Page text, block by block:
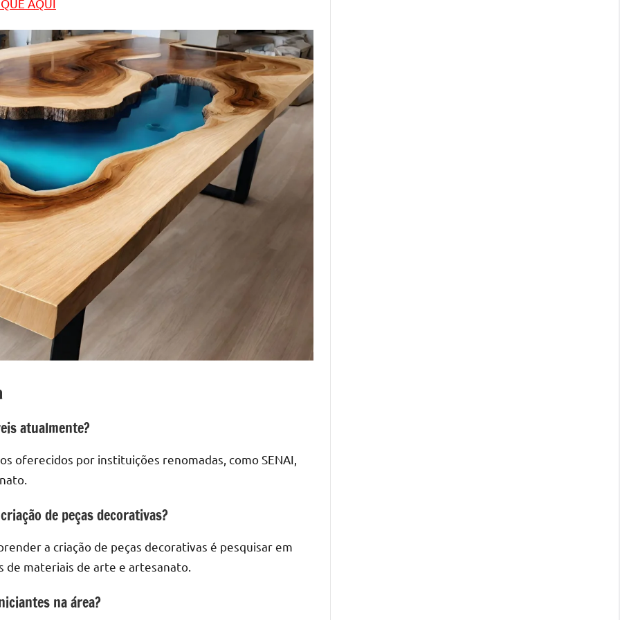
atualmente?
oferecidos por instituições renomadas, como SENAI,
de peças decorativas?
a criação de peças decorativas é pesquisar em
materiais de arte e artesanato.
na área?